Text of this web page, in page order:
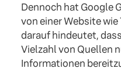
Dennoch hat Google
von einer Website
darauf hindeutet,
Vielzahl von Quellen
Informationen